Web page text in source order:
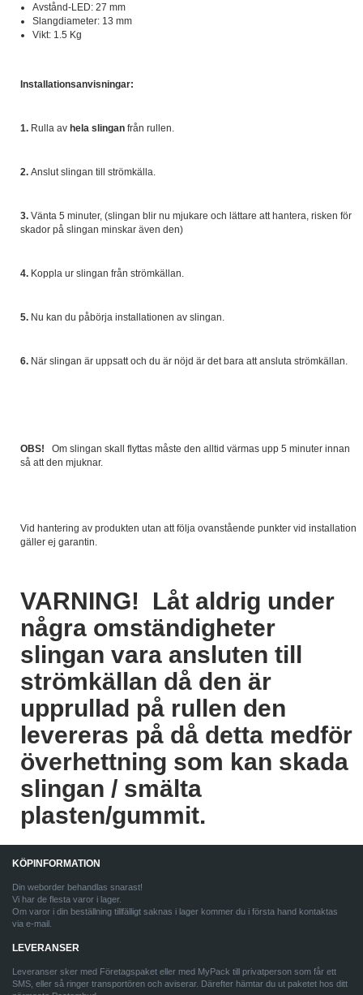
Avstånd-LED: 27 mm
Slangdiameter: 13 mm
Vikt: 1.5 Kg
Installationsanvisningar:
1. Rulla av hela slingan från rullen.
2. Anslut slingan till strömkälla.
3. Vänta 5 minuter, (slingan blir nu mjukare och lättare att hantera, risken för
skador på slingan minskar även den)
4. Koppla ur slingan från strömkällan.
5. Nu kan du påbörja installationen av slingan.
6. När slingan är uppsatt och du är nöjd är det bara att ansluta strömkällan.
OBS!
Om slingan skall flyttas måste den alltid värmas upp 5 minuter innan
så att den mjuknar.
Vid hantering av produkten utan att följa ovanstående punkter vid installation
gäller ej garantin.
VARNING! Låt aldrig under
några omständigheter
slingan vara ansluten till
strömkällan då den är
upprullad på rullen den
levereras på då detta medför
överhettning som kan skada
slingan / smälta
plasten/gummit.
KÖPINFORMATION
Din weborder behandlas snarast!
Vi har de flesta varor i lager.
Om varor i din beställning tillfälligt saknas i lager kommer du i första hand kontaktas
via e-mail.
LEVERANSER
Leveranser sker med Företagspaket eller med MyPack till privatperson som får ett
SMS, eller så ringer transportören och aviserar. Därefter hämtar du ut paketet hos ditt